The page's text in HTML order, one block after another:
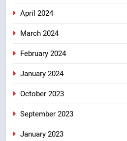
April 2024
March 2024
February 2024
January 2024
October 2023
September 2023
January 2023